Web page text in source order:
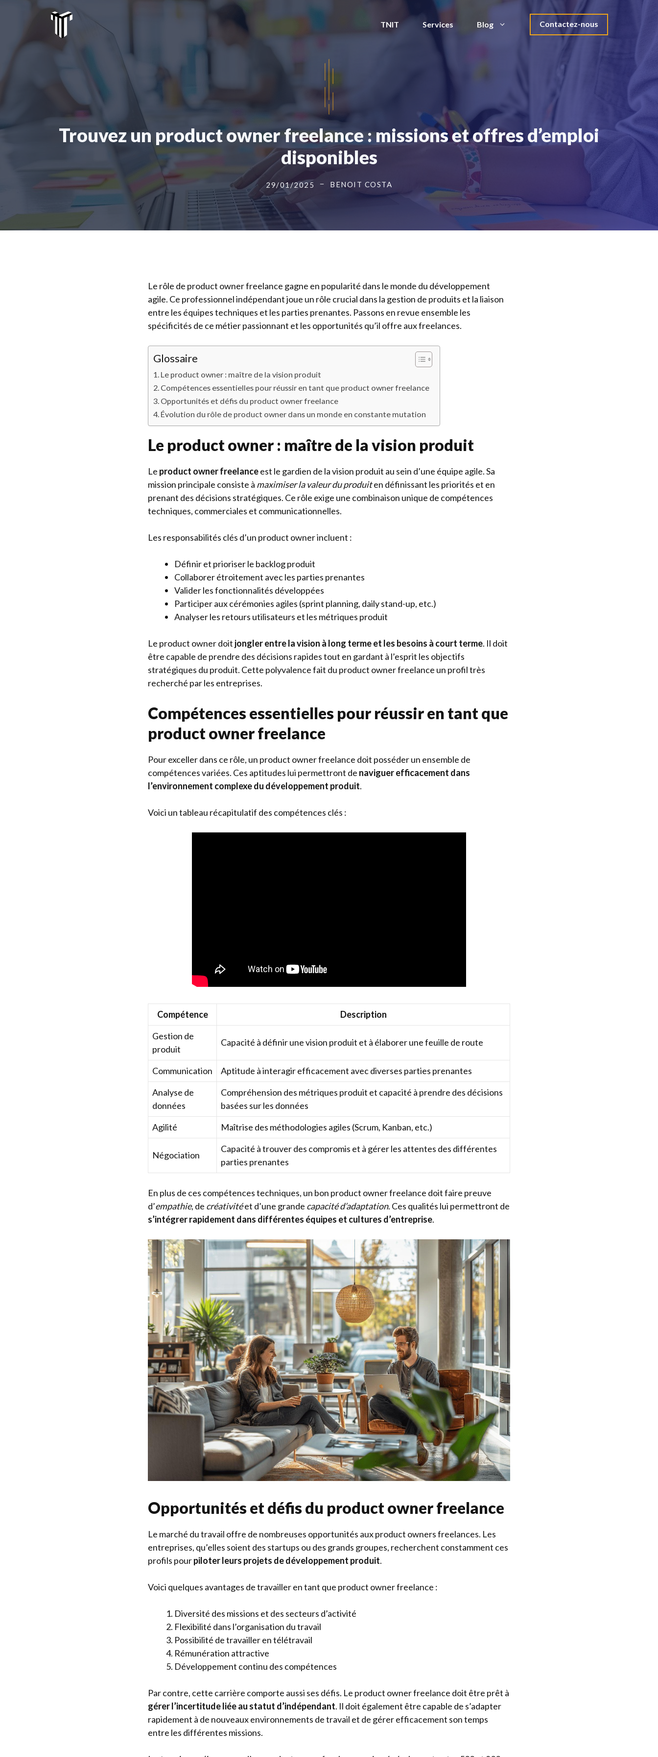
TNIT Services Blog Contactez-nous
Trouvez un product owner freelance : missions et offres d’emploi
disponibles
29/01/2025 BENOIT COSTA
Le rôle de product owner freelance gagne en popularité dans le monde du développement
agile. Ce professionnel indépendant joue un rôle crucial dans la gestion de produits et la liaison
entre les équipes techniques et les parties prenantes. Passons en revue ensemble les
spécificités de ce métier passionnant et les opportunités qu’il offre aux freelances.
Glossaire
Le product owner : maître de la vision produit
Compétences essentielles pour réussir en tant que product owner freelance
Opportunités et défis du product owner freelance
Évolution du rôle de product owner dans un monde en constante mutation
Le product owner : maître de la vision produit
Le product owner freelanceest le gardien de la vision produit au sein d’une équipe agile. Sa
mission principale consiste à maximiser la valeur du produiten définissant les priorités et en
prenant des décisions stratégiques. Ce rôle exige une combinaison unique de compétences
techniques, commerciales et communicationnelles.
Les responsabilités clés d’un product owner incluent :
Définir et prioriser le backlog produit
Collaborer étroitement avec les parties prenantes
Valider les fonctionnalités développées
Participer aux cérémonies agiles (sprint planning, daily stand-up, etc.)
Analyser les retours utilisateurs et les métriques produit
Le product owner doit jongler entre la vision à long terme et les besoins à court terme. Il doit
être capable de prendre des décisions rapides tout en gardant à l’esprit les objectifs
stratégiques du produit. Cette polyvalence fait du product owner freelance un profil très
recherché par les entreprises.
Compétences essentielles pour réussir en tant que
product owner freelance
Pour exceller dans ce rôle, un product owner freelance doit posséder un ensemble de
compétences variées. Ces aptitudes lui permettront de naviguer efficacement dans
l’environnement complexe du développement produit.
Voici un tableau récapitulatif des compétences clés :
Compétence
Description
Gestion de
produit
Capacité à définir une vision produit et à élaborer une feuille de route
Communication
Aptitude à interagir efficacement avec diverses parties prenantes
Analyse de
données
Compréhension des métriques produit et capacité à prendre des décisions
basées sur les données
Agilité
Maîtrise des méthodologies agiles (Scrum, Kanban, etc.)
Négociation
Capacité à trouver des compromis et à gérer les attentes des différentes
parties prenantes
En plus de ces compétences techniques, un bon product owner freelance doit faire preuve
d’empathie, de créativitéet d’une grande capacité d’adaptation. Ces qualités lui permettront de
s’intégrer rapidement dans différentes équipes et cultures d’entreprise.
Opportunités et défis du product owner freelance
Le marché du travail offre de nombreuses opportunités aux product owners freelances. Les
entreprises, qu’elles soient des startups ou des grands groupes, recherchent constamment ces
profils pourpiloter leurs projets de développement produit.
Voici quelques avantages de travailler en tant que product owner freelance :
Diversité des missions et des secteurs d’activité
Flexibilité dans l’organisation du travail
Possibilité de travailler en télétravail
Rémunération attractive
Développement continu des compétences
Par contre, cette carrière comporte aussi ses défis. Le product owner freelance doit être prêt à
gérer l’incertitude liée au statut d’indépendant. Il doit également être capable de s’adapter
rapidement à de nouveaux environnements de travail et de gérer efficacement son temps
entre les différentes missions.